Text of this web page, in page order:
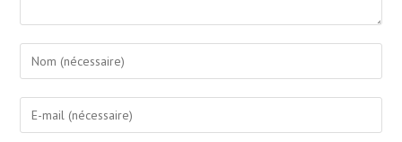
Enter
your
name
Enter
your